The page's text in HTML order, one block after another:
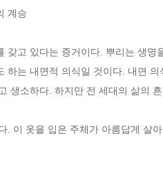
계승
갖고 있다는 증거이다. 뿌리는 생
하는 내면적 의식일 것이다. 내면
생소하다. 하지만 전 세대의 삶의
. 이 옷을 입은 주체가 아름답게 살